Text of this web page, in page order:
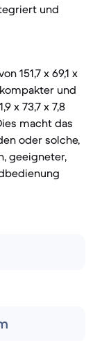
und
151,7 x 69,1 x
und
x 73,7 x 7,8
macht das
oder solche,
geeigneter,